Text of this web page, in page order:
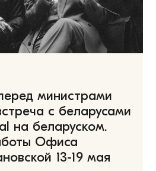
министрами
с беларусами
на беларуском.
Офиса
13-19 мая